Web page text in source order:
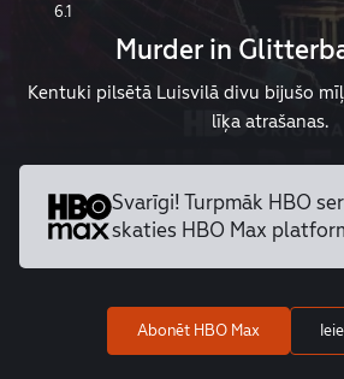
6.1
Murder in
Kentuki pilsētā Luisvilā divu bijušo
līķa atrašanas.
Svarīgi! Turpmāk HBO
skaties HBO Max
Abonēt HBO Max